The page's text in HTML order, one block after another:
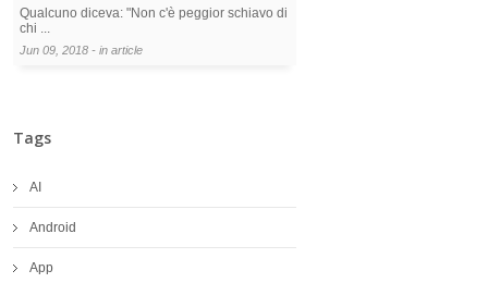
Qualcuno diceva: "Non c'è peggior schiavo di
chi ...
Jun 09, 2018 - in article
Tags
AI
Android
App